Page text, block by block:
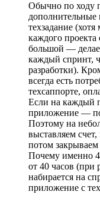
Обычно по ходу
дополнительные
техзадание
каждого проекта
большой —
каждый спринт,
разработки).
всегда есть
техсаппорте,
Если на каждый
приложение —
Поэтому на
выставляем
потом
Почему именно
от 40 часов (при
набирается на
приложение с